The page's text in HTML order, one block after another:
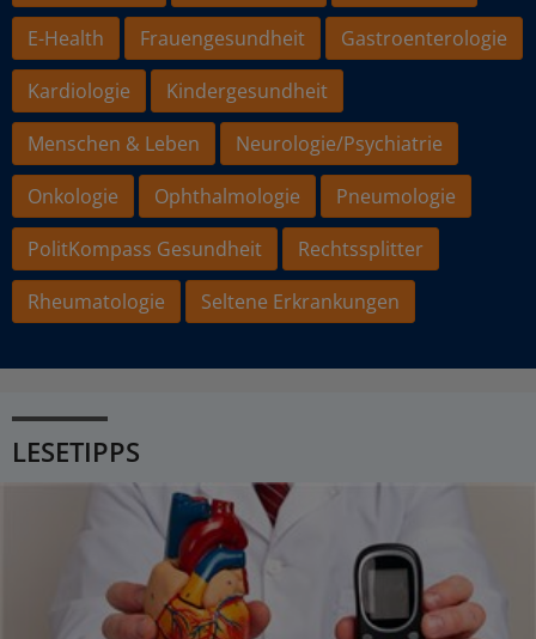
E-Health
Frauengesundheit
Gastroenterologie
Kardiologie
Kindergesundheit
Menschen & Leben
Neurologie/Psychiatrie
Onkologie
Ophthalmologie
Pneumologie
PolitKompass Gesundheit
Rechtssplitter
Rheumatologie
Seltene Erkrankungen
LESETIPPS